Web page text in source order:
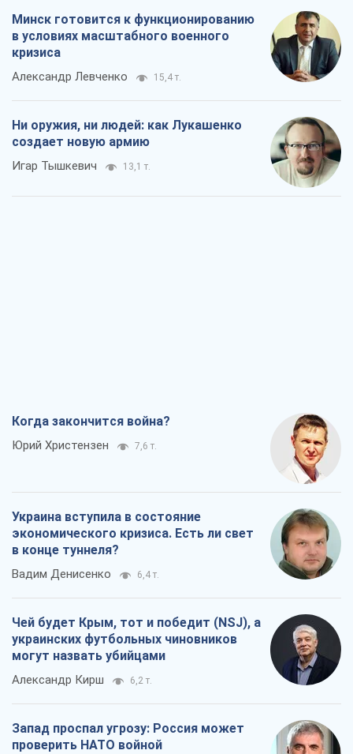
Минск готовится к функционированию
в условиях масштабного военного
кризиса
Александр Левченко 15,4 т.
Ни оружия, ни людей: как Лукашенко
создает новую армию
Игар Тышкевич 13,1 т.
Когда закончится война?
Юрий Христензен 7,6 т.
Украина вступила в состояние
экономического кризиса. Есть ли свет
в конце туннеля?
Вадим Денисенко 6,4 т.
Чей будет Крым, тот и победит (NSJ), а
украинских футбольных чиновников
могут назвать убийцами
Александр Кирш 6,2 т.
Запад проспал угрозу: Россия может
проверить НАТО войной